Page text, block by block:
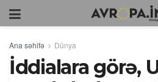
Ana səhifə Dünya
İddialara görə,